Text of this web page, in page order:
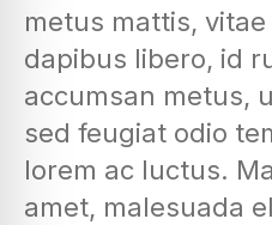
metus mattis,
dapibus libero, id
accumsan metus,
sed feugiat odio
lorem ac luctus.
amet, malesuada